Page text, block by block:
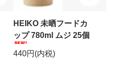
HEIKO 未晒フードカ
ップ 780ml ムジ 25個
440円(内税)